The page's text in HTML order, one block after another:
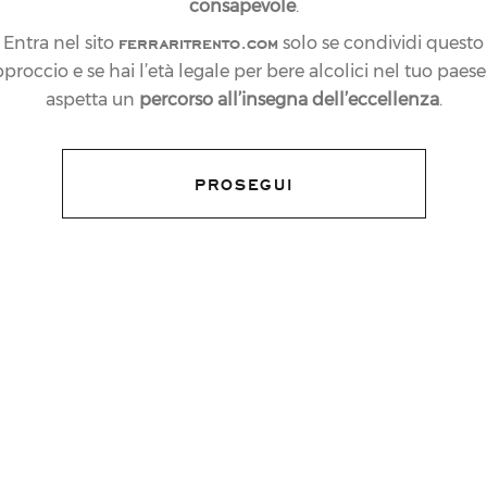
consapevole.
Entra nel sito ferraritrento.com solo se condividi questo
e se hai l’età legale per bere alcolici nel tuo
aspetta un percorso all’insegna dell’eccellenza.
PROSEGUI